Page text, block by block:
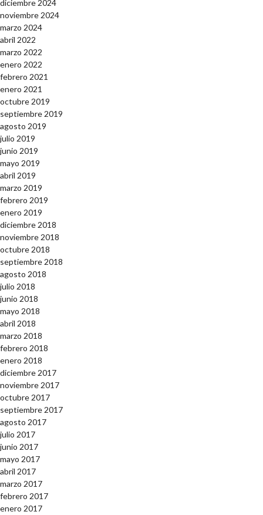
diciembre 2024
noviembre 2024
marzo 2024
abril 2022
marzo 2022
enero 2022
febrero 2021
enero 2021
octubre 2019
septiembre 2019
agosto 2019
julio 2019
junio 2019
mayo 2019
abril 2019
marzo 2019
febrero 2019
enero 2019
diciembre 2018
noviembre 2018
octubre 2018
septiembre 2018
agosto 2018
julio 2018
junio 2018
mayo 2018
abril 2018
marzo 2018
febrero 2018
enero 2018
diciembre 2017
noviembre 2017
octubre 2017
septiembre 2017
agosto 2017
julio 2017
junio 2017
mayo 2017
abril 2017
marzo 2017
febrero 2017
enero 2017